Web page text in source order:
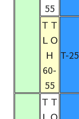
55
ＴＴ
ＬＯ
Ｈ
60-
55
T-25
ＴＴ
ＬＯ